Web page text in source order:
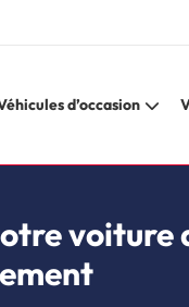
d’occasion
voiture